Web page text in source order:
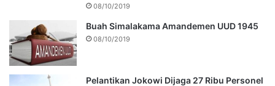
08/10/2019
Buah Simalakama Amandemen UUD 1945
08/10/2019
Pelantikan Jokowi Dijaga 27 Ribu Personel